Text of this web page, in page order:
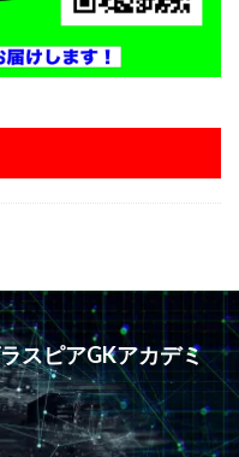
スピアGKアカデミ